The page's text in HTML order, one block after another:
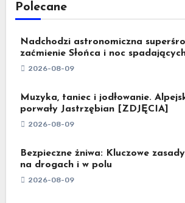
Polecane
Nadchodzi astronomiczna
zaćmienie Słońca i noc
2026-08-09
Muzyka, taniec i jodłowanie.
porwały Jastrzębian [ZDJĘCIA]
2026-08-09
Bezpieczne żniwa: Kluczowe
na drogach i w polu
2026-08-09